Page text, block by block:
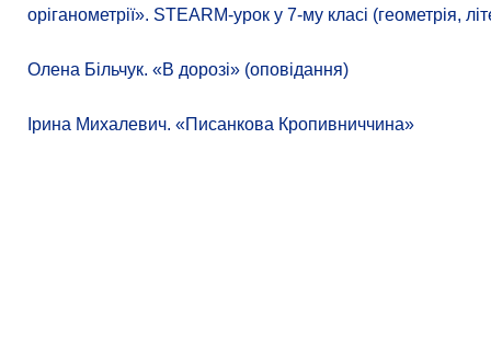
оріганометрії». STEARM-урок у 7-му класі (геометрія,
Олена Більчук. «В дорозі» (оповідання)
Ірина Михалевич. «Писанкова Кропивниччина»